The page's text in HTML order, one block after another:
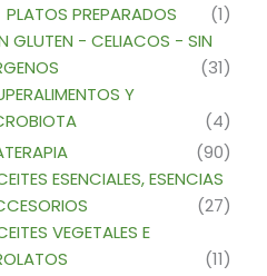
PLATOS PREPARADOS
(1)
GLUTEN - CELIACOS - SIN
(31)
Y
(4)
(90)
ESENCIALES, ESENCIAS
(27)
VEGETALES E
(11)